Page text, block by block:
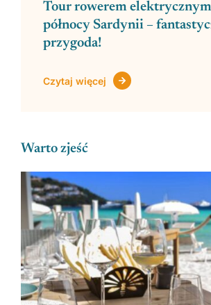
Tour rowerem
północy Sardynii –
przygoda!
Czytaj więcej
Warto zjeść